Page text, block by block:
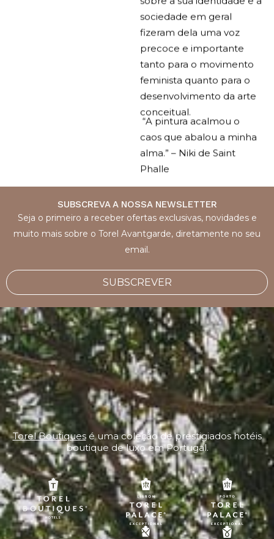
sociedade em geral
fizeram dela uma voz
precoce e importante
tanto para o movimento
feminista quanto para o
desenvolvimento da arte
conceitual.
“A pintura acalmou o
caos que abalou a minha
alma.” – Niki de Saint
Phalle
SUBSCREVA A NOSSA NEWSLETTER
Seja o primeiro a receber ofertas exclusivas, novidades e
muito mais sobre o Torel Avantgarde, diretamente no seu
email.
SUBSCREVER
Torel Boutiquesé uma coleção de prestigiados hotéis
boutique de luxo em Portugal.